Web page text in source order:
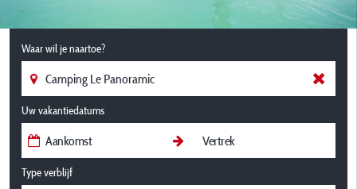
Waar wil je naartoe?
Uw vakantiedatums
Type verblijf